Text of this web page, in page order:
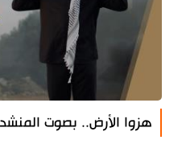
هزوا الأرض.. بصوت